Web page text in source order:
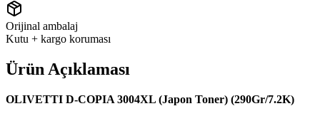
Orijinal ambalaj
Kutu + kargo koruması
Ürün Açıklaması
OLIVETTI D-COPIA 3004XL (Japon Toner) (290Gr/7.2K)